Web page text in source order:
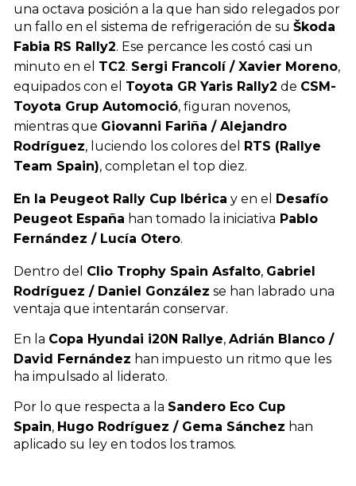
una octava posición a la que han sido relegados por
un fallo en el sistema de refrigeración de su Škoda
Fabia RS Rally2. Ese percance les costó casi un
minuto en el TC2. Sergi Francolí / Xavier Moreno,
equipados con el Toyota GR Yaris Rally2 de CSM-
Toyota Grup Automoció, figuran novenos,
mientras que Giovanni Fariña / Alejandro
Rodríguez, luciendo los colores del RTS (Rallye
Team Spain), completan el top diez.
En la Peugeot Rally Cup Ibérica y en el Desafío
Peugeot España han tomado la iniciativa Pablo
Fernández / Lucía Otero.
Dentro del Clio Trophy Spain Asfalto, Gabriel
Rodríguez / Daniel González se han labrado una
ventaja que intentarán conservar.
En la Copa Hyundai i20N Rallye, Adrián Blanco /
David Fernández han impuesto un ritmo que les
ha impulsado al liderato.
Por lo que respecta a la Sandero Eco Cup
Spain, Hugo Rodríguez / Gema Sánchez han
aplicado su ley en todos los tramos.